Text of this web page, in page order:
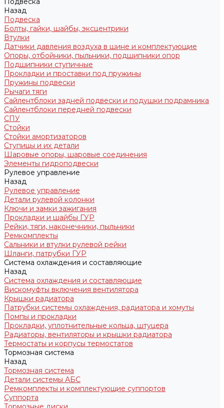
Назад
Подвеска
Болты, гайки, шайбы, эксцентрики
Втулки
Датчики давления воздуха в шине и комплектующие
Опоры, отбойники, пыльники, подшипники опор
Подшипники ступичные
Прокладки и проставки под пружины
Пружины подвески
Рычаги тяги
Сайлентблоки задней подвески и подушки подрамника
Сайлентблоки передней подвески
СПУ
Стойки
Стойки амортизаторов
Ступицы и их детали
Шаровые опоры, шаровые соединения
Элементы гидроподвески
Рулевое управление
Назад
Рулевое управление
Детали рулевой колонки
Ключи и замки зажигания
Прокладки и шайбы ГУР
Рейки, тяги, наконечники, пыльники
Ремкомплекты
Сальники и втулки рулевой рейки
Шланги, патрубки ГУР
Система охлаждения и составляющие
Назад
Система охлаждения и составляющие
Вискомуфты включения вентилятора
Крышки радиатора
Патрубки системы охлаждения, радиатора и хомуты
Помпы и прокладки
Прокладки, уплотнительные кольца, штуцера
Радиаторы, вентиляторы и крышки радиатора
Термостаты и корпусы термостатов
Тормозная система
Назад
Тормозная система
Детали системы АБС
Ремкомплекты и комплектующие суппортов
Суппорта